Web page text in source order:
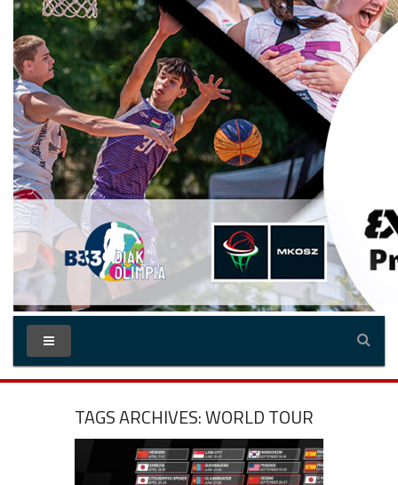
TAGS ARCHIVES: WORLD TOUR